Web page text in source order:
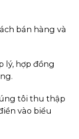
bán hàng và
lý, hợp đồng
tôi thu thập
vào biểu